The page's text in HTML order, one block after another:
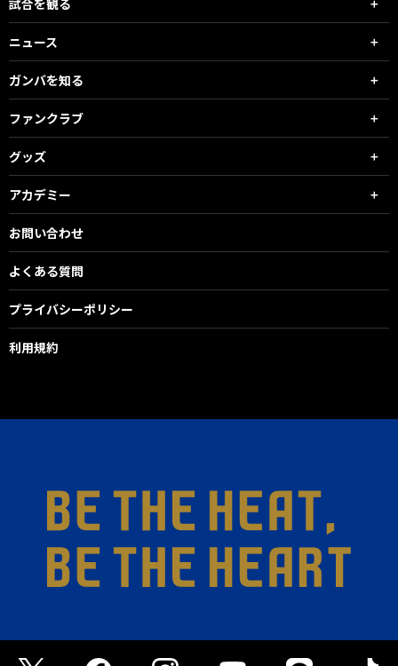
ニュース
ガンバを知る
ファンクラブ
グッズ
アカデミー
お問い合わせ
よくある質問
プライバシーポリシー
利用規約